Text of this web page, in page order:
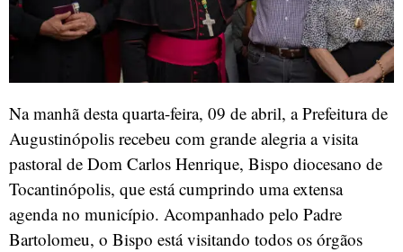
Na manhã desta quarta-feira, 09 de abril, a Prefeitura de
Augustinópolis recebeu com grande alegria a visita
pastoral de Dom Carlos Henrique, Bispo diocesano de
Tocantinópolis, que está cumprindo uma extensa
agenda no município. Acompanhado pelo Padre
Bartolomeu, o Bispo está visitando todos os órgãos